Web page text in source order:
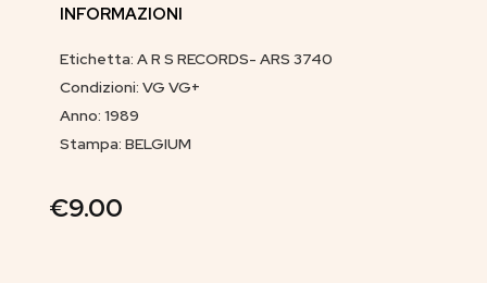
INFORMAZIONI
Etichetta: A R S RECORDS- ARS 3740
Condizioni: VG VG+
Anno: 1989
Stampa: BELGIUM
€9.00